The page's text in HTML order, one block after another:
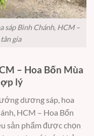
sáp Bình Chánh, HCM –
gia
– Hoa Bốn Mùa
lý
dương sáp, hoa
HCM – Hoa Bốn
sản phẩm được chọn